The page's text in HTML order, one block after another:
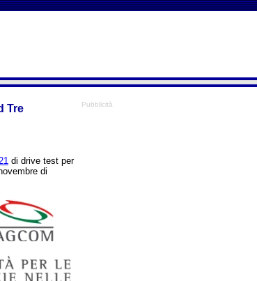
Tre
di drive test per
di
Pubblicità